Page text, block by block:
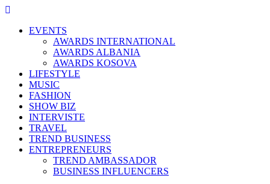
EVENTS
AWARDS INTERNATIONAL
AWARDS ALBANIA
AWARDS KOSOVA
LIFESTYLE
MUSIC
FASHION
SHOW BIZ
INTERVISTE
TRAVEL
TREND BUSINESS
ENTREPRENEURS
TREND AMBASSADOR
BUSINESS INFLUENCERS